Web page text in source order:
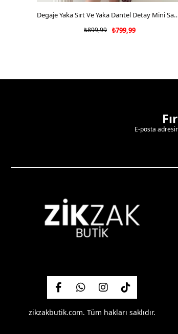
SEPETE EKLE
Degaje Yaka Sırt Ve Yaka Dantel
₺799,99
₺899,99
E-posta
zikzakbutik.com. Tüm hakları saklıdır.